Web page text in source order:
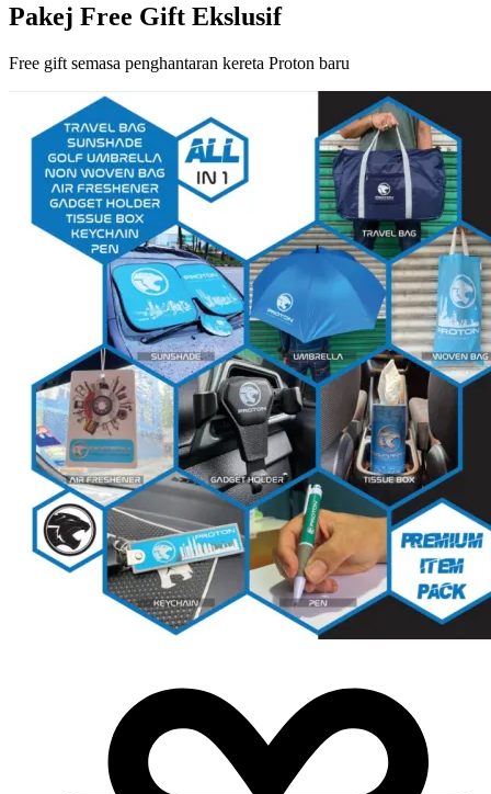
Pakej Free Gift Ekslusif
Free gift semasa penghantaran kereta Proton baru